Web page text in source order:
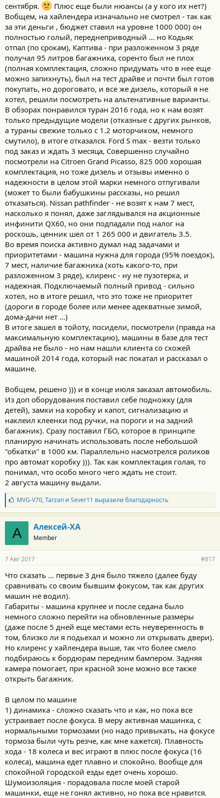
сентября.
Плюс еще были нюансы (а у кого их нет?)
Вобщем, на хайлендера изначально не смотрел - так как
за эти деньги , бюджет ставил на уровне 1000 000) он
полностью голый, переднеприводный ... но Кодьяк
отпал (по срокам), Каптива - при разложенном 3 ряде
получал 95 литров багажника, соренто был не плох
(полная комплектация, сложно придумать что в нее еще
можно запихнуть), был на тест драйве и почти был готов
покупать, но дороговато, и все же дизель, который я не
хотел, решили посмотреть на альтенативные варианты.
В обзорах понравился туран 2016 года, но к нам возят
только предыдущие модели (отказные с других рынков,
а тураны свежие только с 1.2 моторчиком, немного
смутило), в итоге отказался. Ford S max - везти только
под заказ и ждать 3 месяца, Совершенно случайно
посмотрели на Citroen Grand Picasso, 825 000 хорошая
комплектация, но тоже дизель и отзывы именно о
надежности в целом этой марки немного отпугивали
(может то были бабушкины рассказы, но решил
отказаться). Nissan pathfinder - не возят к нам 7 мест,
насколько я понял, даже заглядывался на акционные
инфинити QX60, но они подпадали под налог на
роскошь, ценник шел от 1 265 000 и двигатель 3.5.
Во время поиска активно думал над задачами и
приоритетами - машина нужна для города (95% поездок),
7 мест, наличие багажника (хоть какого-то, при
разложенном 3 ряде), клиренс - ну не пузотерка, и
надежная. Подключаемый полный привод - сильно
хотел, но в итоге решил, что это тоже не приоритет
(дороги в городе более или менее адекватные зимой,
дома-дачи нет ...)
В итоге зашел в тойоту, посидели, посмотрели (правда на
максимальную комплектацию), машины в базе для тест
драйва не было - но нам нашли клиента со схожей
машиной 2014 года, который нас покатал и рассказал о
машине.
Вобщем, решено ))) и в конце июля заказал автомобиль.
Из доп оборудования поставил себе подножку (для
детей), замки на коробку и капот, сигнализацию и
наклеил клеенки под ручки, на пороги и на задний
багажник). Сразу поставил ГБО, которое в принципе
планирую начинать использовать после небольшой
"обкатки" в 1000 км. Параллельно насмотрелся роликов
про автомат коробку ))). Так как комплектация голая, то
понимал, что особо много чего ждать не стоит.
2 августа машину выдали.
Б
л
а
г
о
д
а
н
с
т
и
:
MVG-V70,Tarzanи Sever11 выразили благодарность
А Алексей-ХА
Member
7 Авг 2017 #817
Что сказать ... первые 3 дня было тяжело (далее буду
сравнивать со своим бывшим фокусом, так как других
машин не водил).
Габариты - машина крупнее и после седана было
немного сложно перейти на обновленные размеры
(даже после 5 дней еще местами есть неуверенность в
том, близко ли я подьехал и можно ли открывать двери).
Но клиренс у хайлендера выше, так что более смело
подбираюсь к бордюрам передним бампером. Задняя
камера помогает, при красной зоне можно все также
открыть багажник.
В целом по машине
1) динамика - сложно сказать что и как, но пока все
устраивает после фокуса. В меру активная машинка, с
нормальными тормозами (но надо привыкать, на фокусе
тормоза были чуть резче, как мне кажется). Плавность
хода - 18 колеса и вес играют в плюс после фокуса (16
колеса), машина едет плавно и спокойно. Вообще для
спокойной городской езды едет очень хорошо.
Шумоизоляция - порадовала после моей старой
машинки, еще не гонял активно, но пока все нравится.